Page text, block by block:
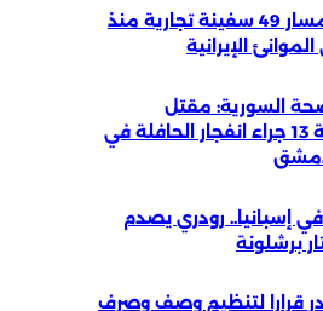
سنتكوم: تغيير مسار 49 سفينة تجارية منذ
الإيرانية
السورية: مقتل
شخصين وإصابة 13 جراء انفجار الحافلة في
إسبانيا.. رودري يصدم
برشلونة
قرارا لتنظيم وصف وصرف